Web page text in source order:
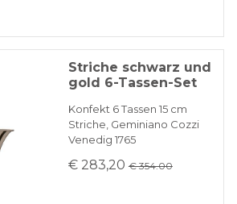
Striche schwarz und
gold 6-Tassen-Set
Konfekt 6 Tassen 15 cm
Striche, Geminiano Cozzi
Venedig 1765
€ 283,20 € 354.00